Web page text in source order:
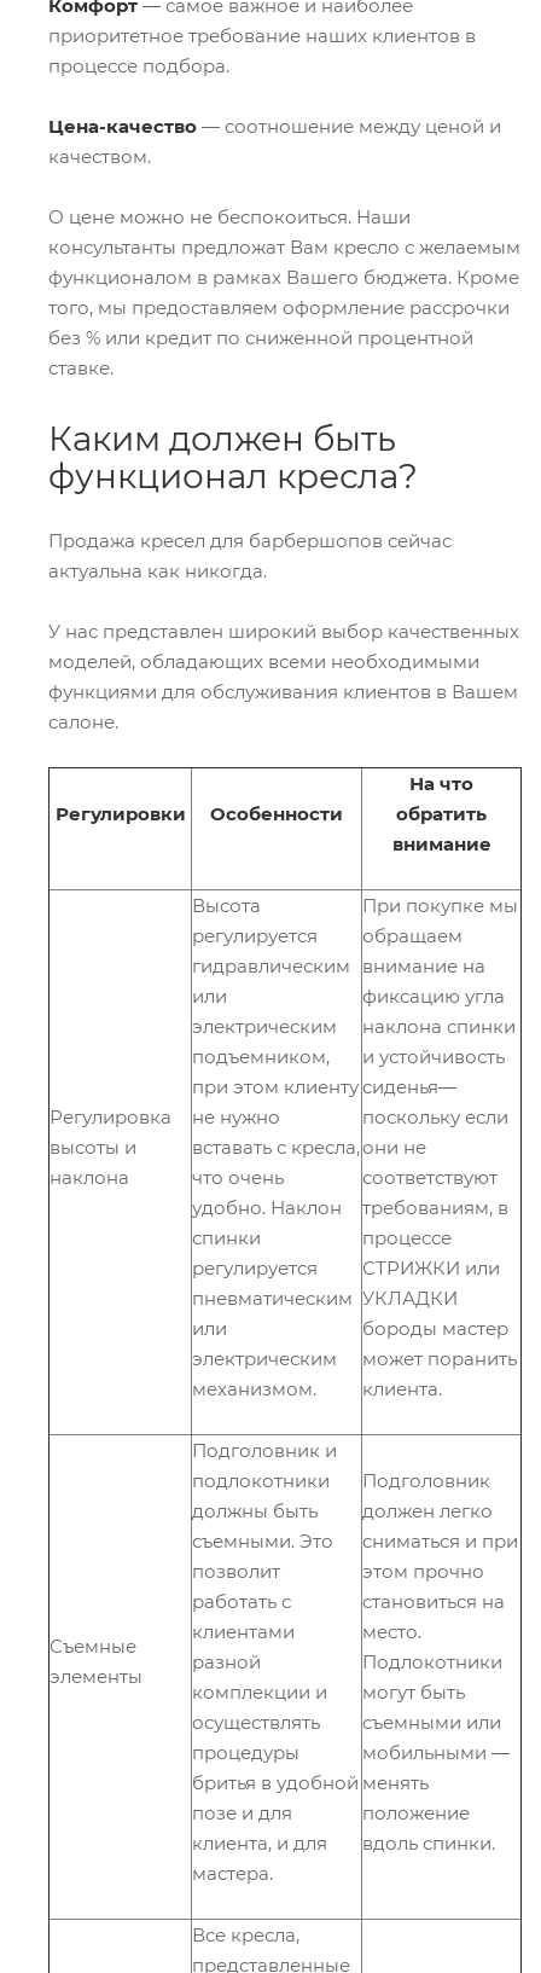
Комфорт ― самое важное и наиболее
приоритетное требование наших клиентов в
процессе подбора.
Цена-качество ― соотношение между ценой и
качеством.
О цене можно не беспокоиться. Наши
консультанты предложат Вам кресло с желаемым
функционалом в рамках Вашего бюджета. Кроме
того, мы предоставляем оформление рассрочки
без % или кредит по сниженной процентной
ставке.
Каким должен быть
функционал кресла?
Продажа кресел для барбершопов сейчас
актуальна как никогда.
У нас представлен широкий выбор качественных
моделей, обладающих всеми необходимыми
функциями для обслуживания клиентов в Вашем
салоне.
Регулировки Особенности
На что
обратить
внимание
Регулировка
высоты и
наклона
Высота
регулируется
гидравлическим
или
электрическим
подъемником,
при этом клиенту
не нужно
вставать с кресла,
что очень
удобно. Наклон
спинки
регулируется
пневматическим
или
электрическим
механизмом.
При покупке мы
обращаем
внимание на
фиксацию угла
наклона спинки
и устойчивость
сиденья―
поскольку если
они не
соответствуют
требованиям, в
процессе
СТРИЖКИ или
УКЛАДКИ
бороды мастер
может поранить
клиента.
Съемные
элементы
Подголовник и
подлокотники
должны быть
съемными. Это
позволит
работать с
клиентами
разной
комплекции и
осуществлять
процедуры
бритья в удобной
позе и для
клиента, и для
мастера.
Подголовник
должен легко
сниматься и при
этом прочно
становиться на
место.
Подлокотники
могут быть
съемными или
мобильными ―
менять
положение
вдоль спинки.
Все кресла,
представленные